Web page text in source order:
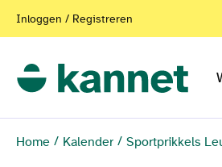
Inloggen / Registreren
Home Kalender Sportprikkels